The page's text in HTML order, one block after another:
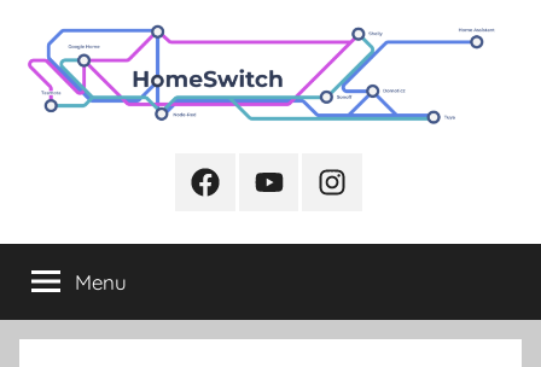
treści
FacebookYoutubeInstagram
Menu